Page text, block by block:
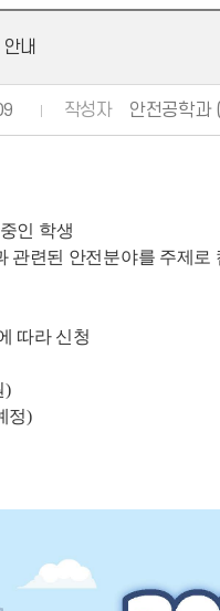
내
작성자 안전공학
인 학생
관련된 안전분야를 주제
따라 신청
)
정)